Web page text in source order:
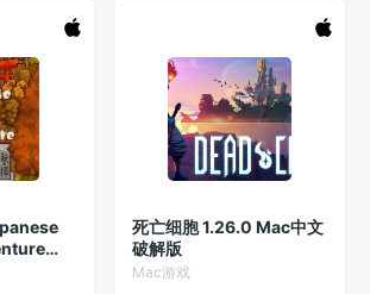
戏
死亡细胞 1.26.0 Mac中文
破解版
Mac游戏